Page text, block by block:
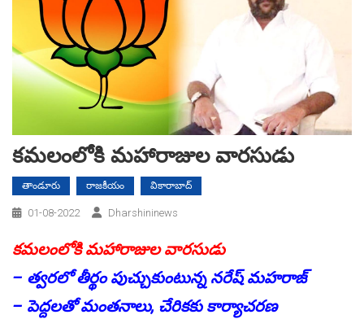
కమలంలోకి మ‌హారాజుల వార‌సుడు
తాండూరు రాజకీయం వికారాబాద్
01-08-2022 Dharshininews
కమలంలోకి మ‌హారాజుల వార‌సుడు
– త్వ‌ర‌లో తీర్థం పుచ్చుకుంటున్న న‌రేష్ మ‌హ‌రాజ్
– పెద్దలతో మంత‌నాలు, చేరికకు కార్యాచరణ